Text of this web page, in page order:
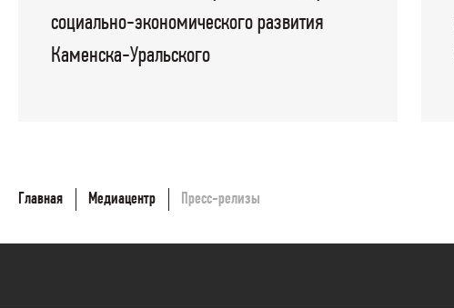
социально-экономического развития
Каменска-Уральского
Главная Медиацентр Пресс-релизы